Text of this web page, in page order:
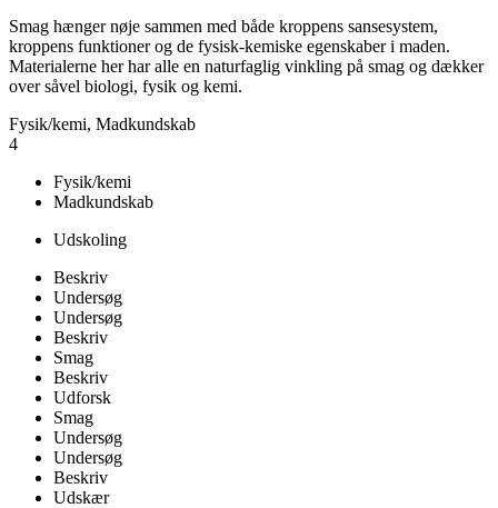
Smag hænger nøje sammen med både kroppens sansesystem,
kroppens funktioner og de fysisk-kemiske egenskaber i maden.
Materialerne her har alle en naturfaglig vinkling på smag og dækker
over såvel biologi, fysik og kemi.
Fysik/kemi, Madkundskab
4
Fysik/kemi
Madkundskab
Udskoling
Beskriv
Undersøg
Undersøg
Beskriv
Smag
Beskriv
Udforsk
Smag
Undersøg
Undersøg
Beskriv
Udskær